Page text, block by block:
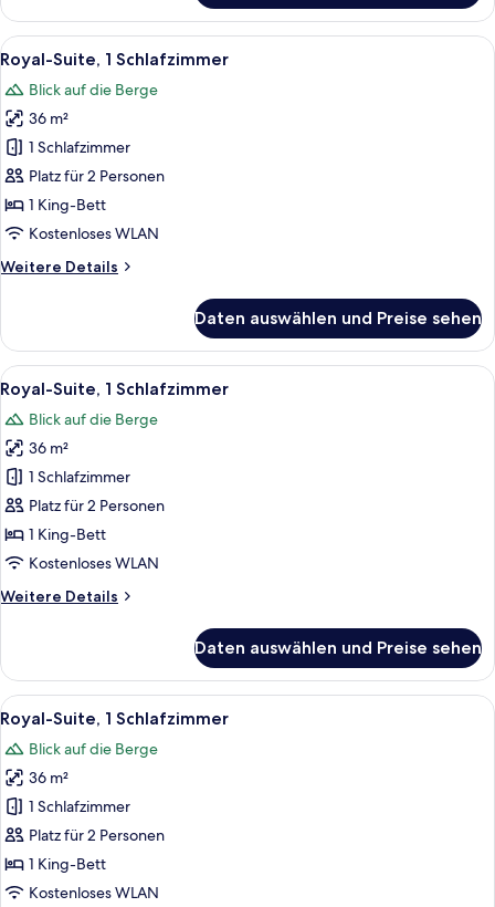
AllgäuGlück
Alle
Fotos
für
Royal-
Suite,
1
Schlafzimmer
anzeigen
Ein Schlafzimmer mit einem großen
10
Royal-Suite, 1 Schlafzimmer
Blick auf die Berge
36 m²
1 Schlafzimmer
Platz für 2 Personen
1 King-Bett
Kostenloses WLAN
Weitere Details
Weitere
Suite,
Schlafzimmer
Daten auswählen und Preise sehen
Alle
Fotos
für
Royal-
Suite,
1
Schlafzimmer
anzeigen
Ein Schlafzimmer mit einem großen
10
Royal-Suite, 1 Schlafzimmer
Blick auf die Berge
36 m²
1 Schlafzimmer
Platz für 2 Personen
1 King-Bett
Kostenloses WLAN
Weitere Details
Weitere
Suite,
Schlafzimmer
Daten auswählen und Preise sehen
Alle
Fotos
für
Royal-
Suite,
1
Schlafzimmer
anzeigen
Ein Schlafzimmer mit einem großen
10
Royal-Suite, 1 Schlafzimmer
Blick auf die Berge
36 m²
1 Schlafzimmer
Platz für 2 Personen
1 King-Bett
Kostenloses WLAN